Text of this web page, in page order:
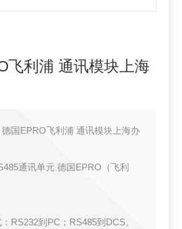
飞利浦 通讯模块上海
德国EPRO飞利浦 通讯模块上海办
通讯单元 德国EPRO（飞利
RS232到PC；RS485到DCS。